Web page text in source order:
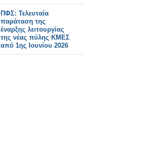
ΠΦΣ: Τελευταία
παράταση της
έναρξης λειτουργίας
της νέας πύλης ΚΜΕΣ
από 1ης Ιουνίου 2026